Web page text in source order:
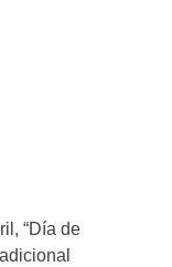
“Día de